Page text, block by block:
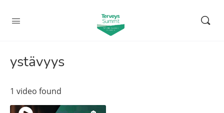
ystävyys
1 video found